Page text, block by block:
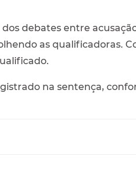
debates entre
as qualificadoras.
na sentença,